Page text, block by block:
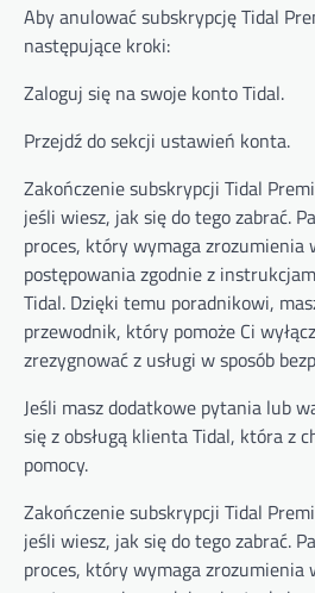
Aby anulować subskrypcję Tidal
następujące kroki:
Zaloguj się na swoje konto Tidal.
Przejdź do sekcji ustawień konta.
Zakończenie subskrypcji Tidal
jeśli wiesz, jak się do tego zabrać.
proces, który wymaga
postępowania zgodnie z
Tidal. Dzięki temu poradnikowi,
przewodnik, który pomoże Ci
zrezygnować z usługi w sposób
Jeśli masz dodatkowe pytania lub
się z obsługą klienta Tidal, która z
pomocy.
Zakończenie subskrypcji Tidal
jeśli wiesz, jak się do tego zabrać.
proces, który wymaga